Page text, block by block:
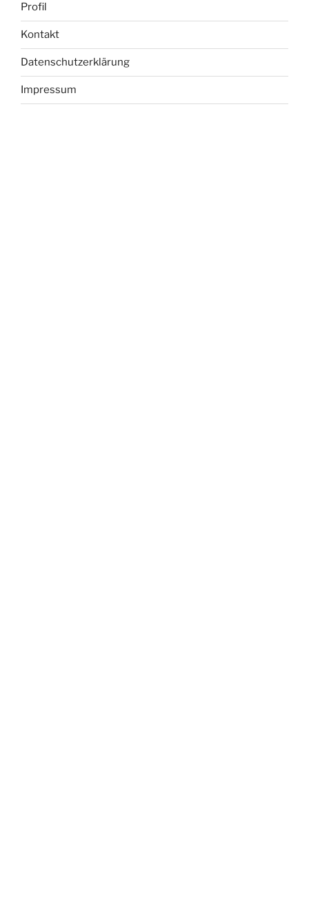
Profil
Kontakt
Datenschutzerklärung
Impressum